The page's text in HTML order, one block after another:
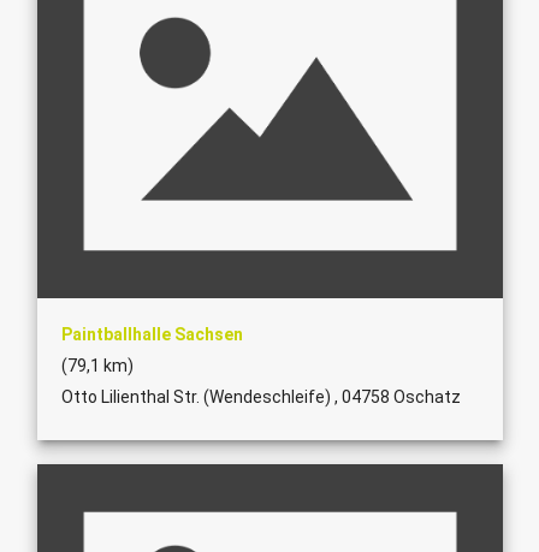
Paintballhalle Sachsen
(79,1 km)
Otto Lilienthal Str. (Wendeschleife) , 04758 Oschatz